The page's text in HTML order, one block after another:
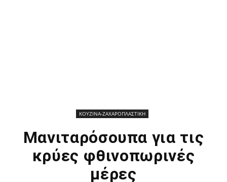
ΚΟΥΖΙΝΑ-ΖΑΧΑΡΟΠΛΑΣΤΙΚΗ
Μανιταρόσουπα για τις
κρύες φθινοπωρινές
μέρες